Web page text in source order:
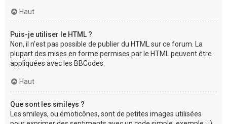
Haut
Puis-je utiliser le HTML ?
Non, il n’est pas possible de publier du HTML sur ce forum. La
plupart des mises en forme permises par le HTML peuvent être
appliquées avec les BBCodes.
Haut
Que sont les smileys ?
Les smileys, ou émoticônes, sont de petites images utilisées